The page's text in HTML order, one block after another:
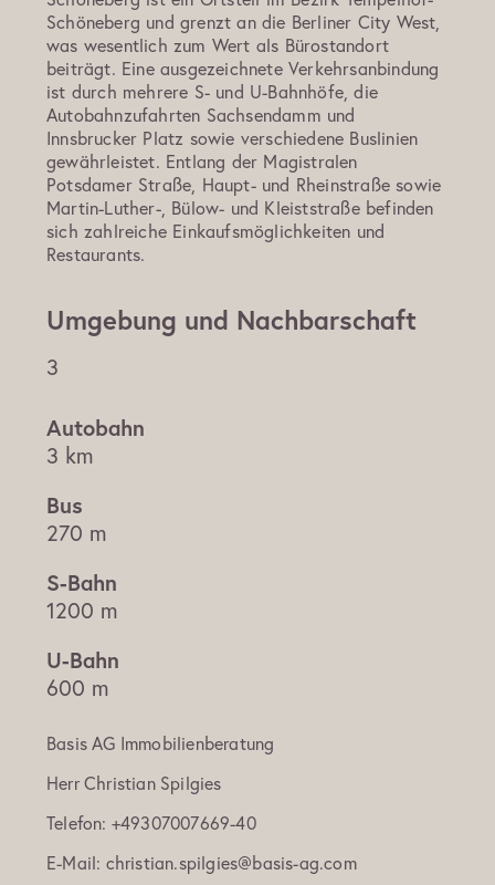
Schöneberg und grenzt an die Berliner City West,
was wesentlich zum Wert als Bürostandort
beiträgt. Eine ausgezeichnete Verkehrsanbindung
ist durch mehrere S- und U-Bahnhöfe, die
Autobahnzufahrten Sachsendamm und
Innsbrucker Platz sowie verschiedene Buslinien
gewährleistet. Entlang der Magistralen
Potsdamer Straße, Haupt- und Rheinstraße sowie
Martin-Luther-, Bülow- und Kleiststraße befinden
sich zahlreiche Einkaufsmöglichkeiten und
Restaurants.
Umgebung und Nachbarschaft
3
3 km
270 m
1200 m
600 m
Basis AG Immobilienberatung
Herr Christian Spilgies
Telefon: +49307007669-40
E-Mail: christian.spilgies@basis-ag.com